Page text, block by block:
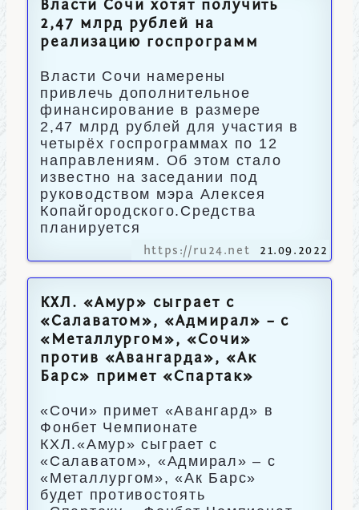
Власти Сочи хотят получить
2,47 млрд рублей на
реализацию госпрограмм
Власти Сочи намерены
привлечь дополнительное
финансирование в размере
2,47 млрд рублей для участия в
четырёх госпрограммах по 12
направлениям. Об этом стало
известно на заседании под
руководством мэра Алексея
Копайгородского.Средства
планируется
https://ru24.net 21.09.2022
КХЛ. «Амур» сыграет с
«Салаватом», «Адмирал» – с
«Металлургом», «Сочи»
против «Авангарда», «Ак
Барс» примет «Спартак»
«Сочи» примет «Авангард» в
Фонбет Чемпионате
КХЛ.«Амур» сыграет с
«Салаватом», «Адмирал» – с
«Металлургом», «Ак Барс»
будет противостоять